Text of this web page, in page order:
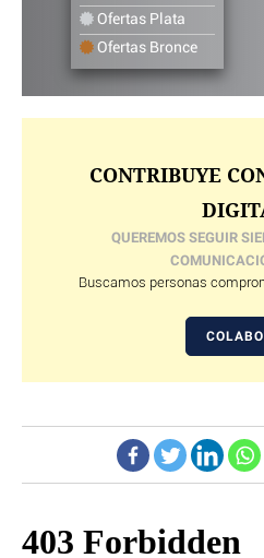
Ofertas Plata
Ofertas Bronce
CONTRIBUYE
QUEREMOS SEGUIR
Buscamos personas